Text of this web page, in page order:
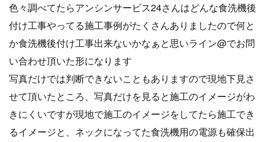
色々調べてたらアンシンサービス24さんはどんな食洗機後
付け工事やってる施工事例がたくさんありましたので何と
か食洗機後付け工事出来ないかなぁと思いライン@でお問
い合わせ頂いた形になります
写真だけでは判断できないこともありますので現地下見さ
せて頂いたところ、写真だけを見ると施工のイメージがわ
きにくいですが現地で施工のイメージをしてたら施工でき
るイメージと、ネックになってた食洗機用の電源も確保出